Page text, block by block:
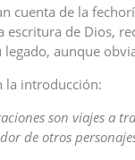
cuenta de la
escritura de Dios,
aunque
la introducción:
son viajes a
de otros